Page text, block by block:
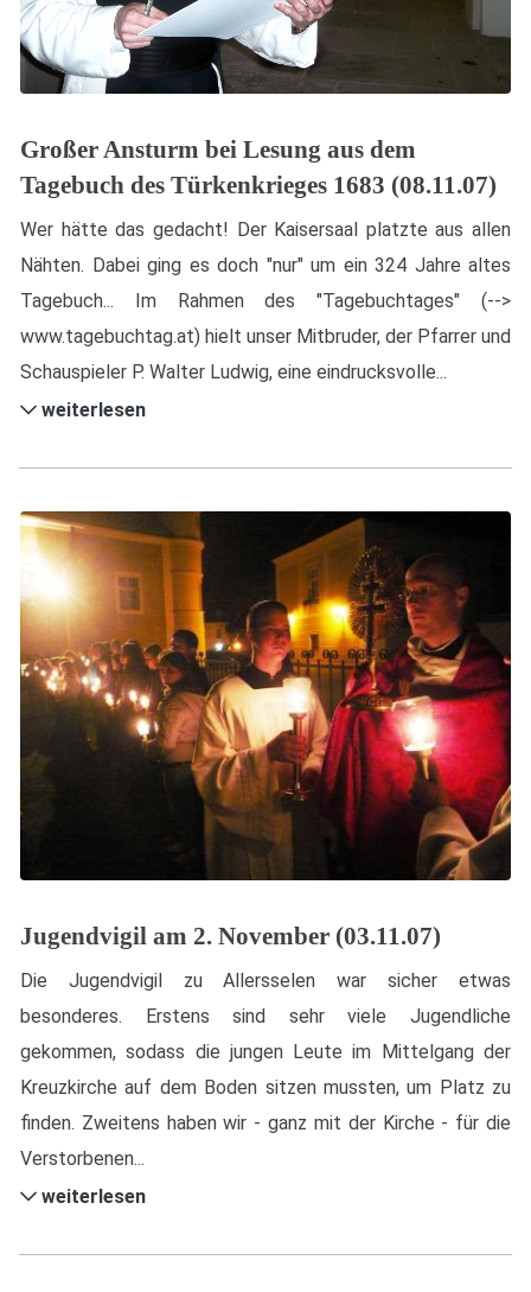
Großer Ansturm bei Lesung aus dem
Tagebuch des Türkenkrieges 1683 (08.11.07)
Wer hätte das gedacht! Der Kaisersaal platzte aus allen
Nähten. Dabei ging es doch "nur" um ein 324 Jahre altes
Tagebuch... Im Rahmen des "Tagebuchtages" (-->
www.tagebuchtag.at) hielt unser Mitbruder, der Pfarrer und
Schauspieler P. Walter Ludwig, eine eindrucksvolle...
weiterlesen
Jugendvigil am 2. November (03.11.07)
Die Jugendvigil zu Allersselen war sicher etwas
besonderes. Erstens sind sehr viele Jugendliche
gekommen, sodass die jungen Leute im Mittelgang der
Kreuzkirche auf dem Boden sitzen mussten, um Platz zu
finden. Zweitens haben wir - ganz mit der Kirche - für die
Verstorbenen...
weiterlesen